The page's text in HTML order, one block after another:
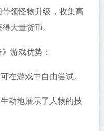
领怪物升级，收集高
大量货币。
游戏优势：
在游戏中自由尝试。
动地展示了人物的技